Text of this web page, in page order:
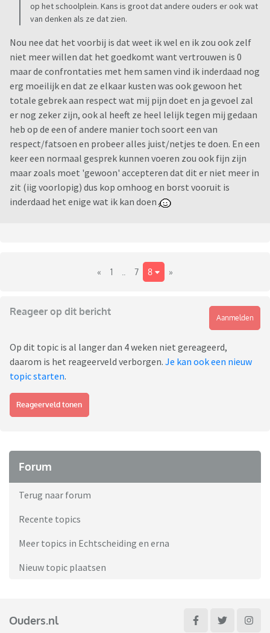
op het schoolplein. Kans is groot dat andere ouders er ook wat
van denken als ze dat zien.
Nou nee dat het voorbij is dat weet ik wel en ik zou ook zelf
niet meer willen dat het goedkomt want vertrouwen is 0
maar de confrontaties met hem samen vind ik inderdaad nog
erg moeilijk en dat ze elkaar kusten was ook gewoon het
totale gebrek aan respect wat mij pijn doet en ja gevoel zal
er nog zeker zijn, ook al heeft ze heel lelijk tegen mij gedaan
heb op de een of andere manier toch soort een van
respect/fatsoen en probeer alles juist/netjes te doen. En een
keer een normaal gesprek kunnen voeren zou ook fijn zijn
maar zoals moet 'gewoon' accepteren dat dit er niet meer in
zit (iig voorlopig) dus kop omhoog en borst vooruit is
inderdaad het enige wat ik kan doen
« 1 7 8 »
Reageer op dit bericht
Aanmelden
Op dit topic is al langer dan 4 weken niet gereageerd,
daarom is het reageerveld verborgen. Je kan ook een nieuw
topic starten.
Reageerveld tonen
Forum
Terug naar forum
Recente topics
Meer topics in Echtscheiding en erna
Nieuw topic plaatsen
Ouders.nl